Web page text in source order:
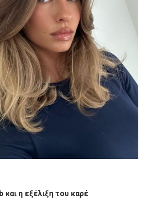
η εξέλιξη του καρέ